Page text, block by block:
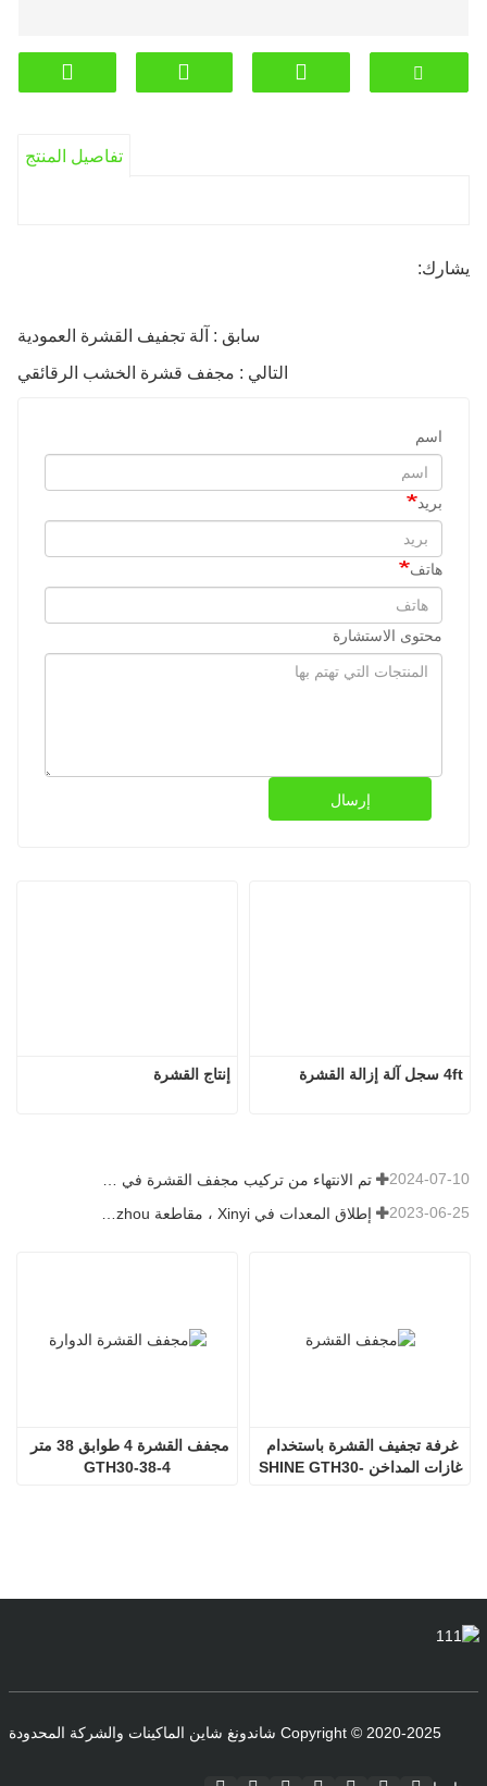
تفاصيل المنتج
يشارك:
سابق : آلة تجفيف القشرة العمودية
التالي : مجفف قشرة الخشب الرقائقي
اسم
بريد
هاتف
محتوى الاستشارة
إرسال
إنتاج القشرة 4ft سجل آلة إزالة القشرة
2024-07-10
إطلاق المعدات في Xinyi ، مقاطعة Guizhou ، الصين 2023-06-25
GTH30-38-4
غازات المداخن SHINE GTH30-
Copyright © 2020-2025 شاندونغ شاين الماكينات والشركة المحدودة